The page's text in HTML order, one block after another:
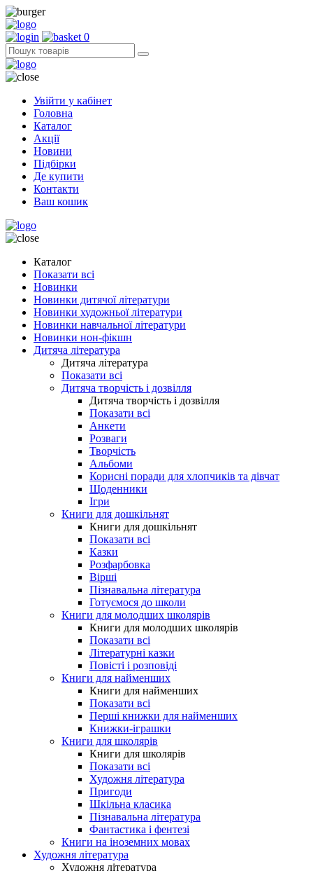
0
Увійти у кабінет
Головна
Каталог
Акції
Новини
Підбірки
Де купити
Контакти
Ваш кошик
Каталог
Показати всі
Новинки
Новинки дитячої літератури
Новинки художньої літератури
Новинки навчальної літератури
Новинки нон-фікшн
Дитяча література
Дитяча література
Показати всі
Дитяча творчість і дозвілля
Дитяча творчість і дозвілля
Показати всі
Анкети
Розваги
Творчість
Альбоми
Корисні поради для хлопчиків та дівчат
Щоденники
Ігри
Книги для дошкільнят
Книги для дошкільнят
Показати всі
Казки
Розфарбовка
Вірші
Пізнавальна література
Готуємося до школи
Книги для молодших школярів
Книги для молодших школярів
Показати всі
Літературні казки
Повісті і розповіді
Книги для найменших
Книги для найменших
Показати всі
Перші книжки для найменших
Книжки-іграшки
Книги для школярів
Книги для школярів
Показати всі
Художня література
Пригоди
Шкільна класика
Пізнавальна література
Фантастика і фентезі
Книги на іноземних мовах
Художня література
Художня література